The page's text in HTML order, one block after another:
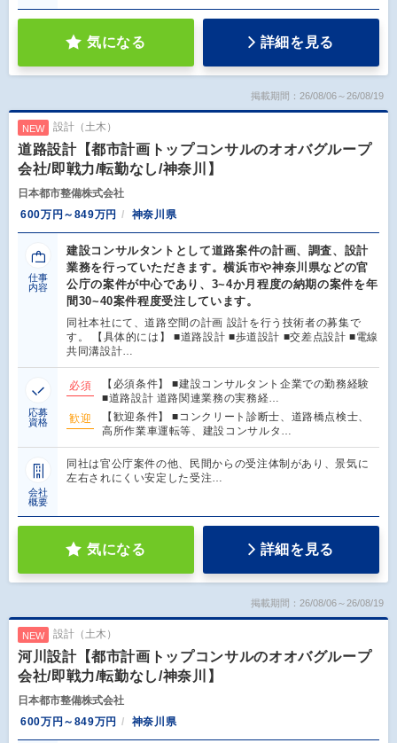
気になる 詳細を見る
掲載期間：26/08/06～26/08/19
NEW 設計（土木）
道路設計【都市計画トップコンサルのオオバグループ
会社/即戦力/転勤なし/神奈川】
日本都市整備株式会社
600万円～849万円
神奈川県
仕事
内容
建設コンサルタントとして道路案件の計画、調査、設計
業務を行っていただきます。横浜市や神奈川県などの官
公庁の案件が中心であり、3~4か月程度の納期の案件を年
間30~40案件程度受注しています。
同社本社にて、道路空間の計画 設計を行う技術者の募集で
す。 【具体的には】 ■道路設計 ■歩道設計 ■交差点設計 ■電線
共同溝設計…
応募
資格
必須
【必須条件】 ■建設コンサルタント企業での勤務経験
■道路設計 道路関連業務の実務経…
歓迎
【歓迎条件】 ■コンクリート診断士、道路橋点検士、
高所作業車運転等、建設コンサルタ…
会社
概要
同社は官公庁案件の他、民間からの受注体制があり、景気に
左右されにくい安定した受注…
気になる 詳細を見る
掲載期間：26/08/06～26/08/19
NEW 設計（土木）
河川設計【都市計画トップコンサルのオオバグループ
会社/即戦力/転勤なし/神奈川】
日本都市整備株式会社
600万円～849万円
神奈川県